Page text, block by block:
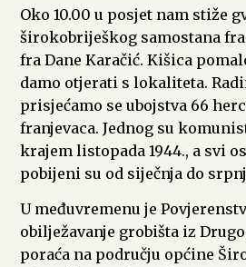
Oko 10.00 u posjet nam stiže
širokobriješkog samostana
fra Dane Karačić. Kišica
damo otjerati s lokaliteta.
prisjećamo se ubojstva 66
franjevaca. Jednog su
krajem listopada 1944., a svi
pobijeni su od siječnja do
U međuvremenu je
obilježavanje grobišta iz
poraća na području općine